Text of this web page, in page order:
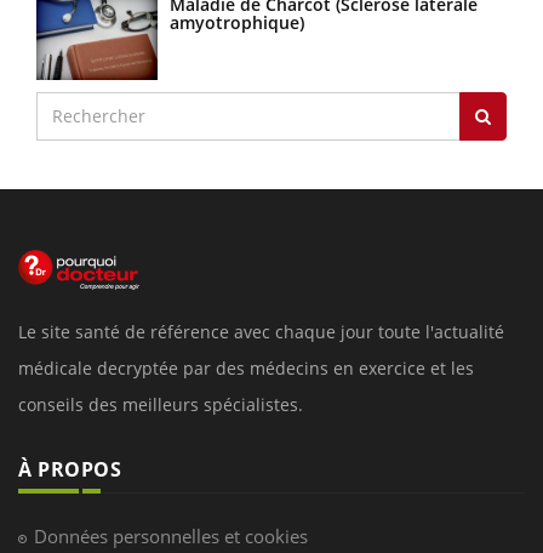
amyotrophique)
Le site santé de référence avec chaque jour toute l'actualité
médicale decryptée par des médecins en exercice et les
conseils des meilleurs spécialistes.
À PROPOS
Données personnelles et cookies